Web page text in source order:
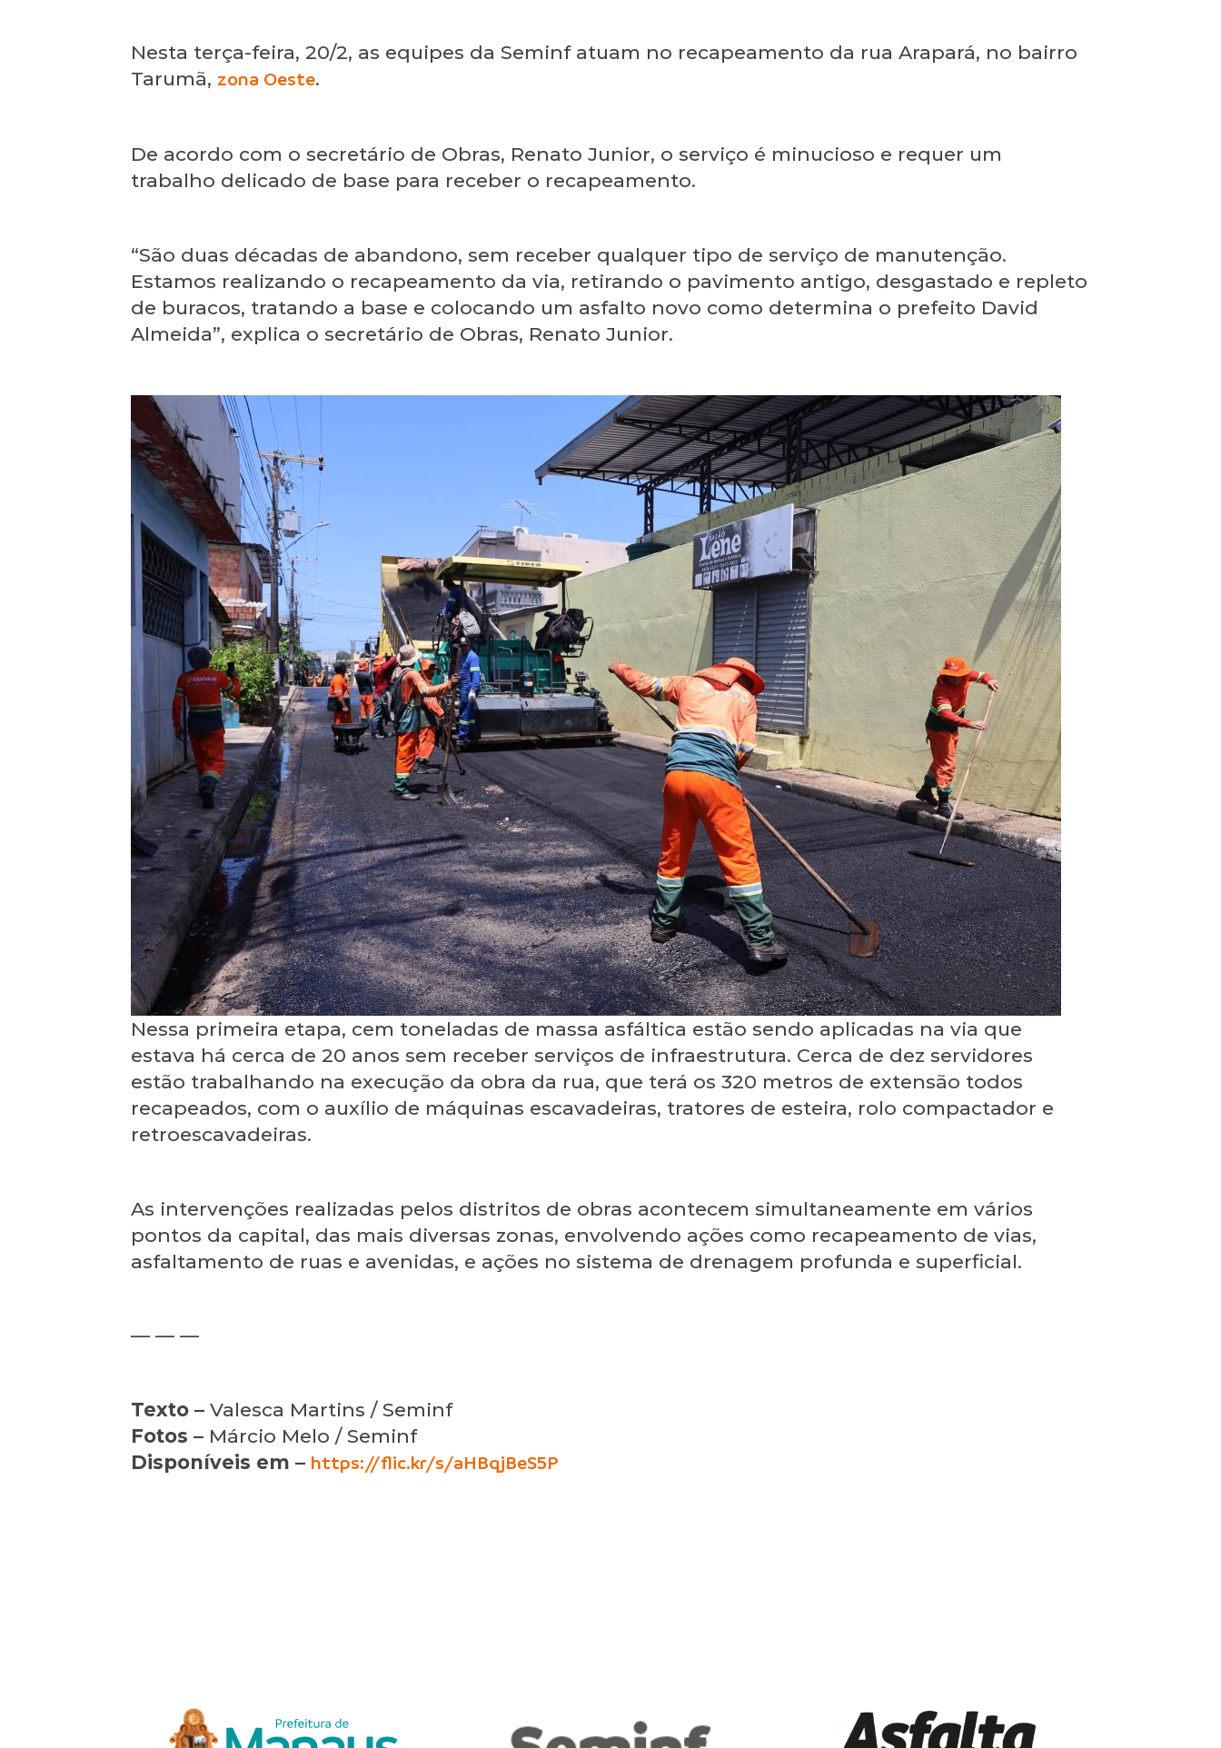
Nesta terça-feira, 20/2, as equipes da Seminf atuam no recapeamento da rua Arapará, no bairro
Tarumã, zona Oeste.
De acordo com o secretário de Obras, Renato Junior, o serviço é minucioso e requer um
trabalho delicado de base para receber o recapeamento.
“São duas décadas de abandono, sem receber qualquer tipo de serviço de manutenção.
Estamos realizando o recapeamento da via, retirando o pavimento antigo, desgastado e repleto
de buracos, tratando a base e colocando um asfalto novo como determina o prefeito David
Almeida”, explica o secretário de Obras, Renato Junior.
Nessa primeira etapa, cem toneladas de massa asfáltica estão sendo aplicadas na via que
estava há cerca de 20 anos sem receber serviços de infraestrutura. Cerca de dez servidores
estão trabalhando na execução da obra da rua, que terá os 320 metros de extensão todos
recapeados, com o auxílio de máquinas escavadeiras, tratores de esteira, rolo compactador e
retroescavadeiras.
As intervenções realizadas pelos distritos de obras acontecem simultaneamente em vários
pontos da capital, das mais diversas zonas, envolvendo ações como recapeamento de vias,
asfaltamento de ruas e avenidas, e ações no sistema de drenagem profunda e superficial.
— — —
Texto – Valesca Martins / Seminf
Fotos – Márcio Melo / Seminf
Disponíveis em – https://flic.kr/s/aHBqjBeS5P